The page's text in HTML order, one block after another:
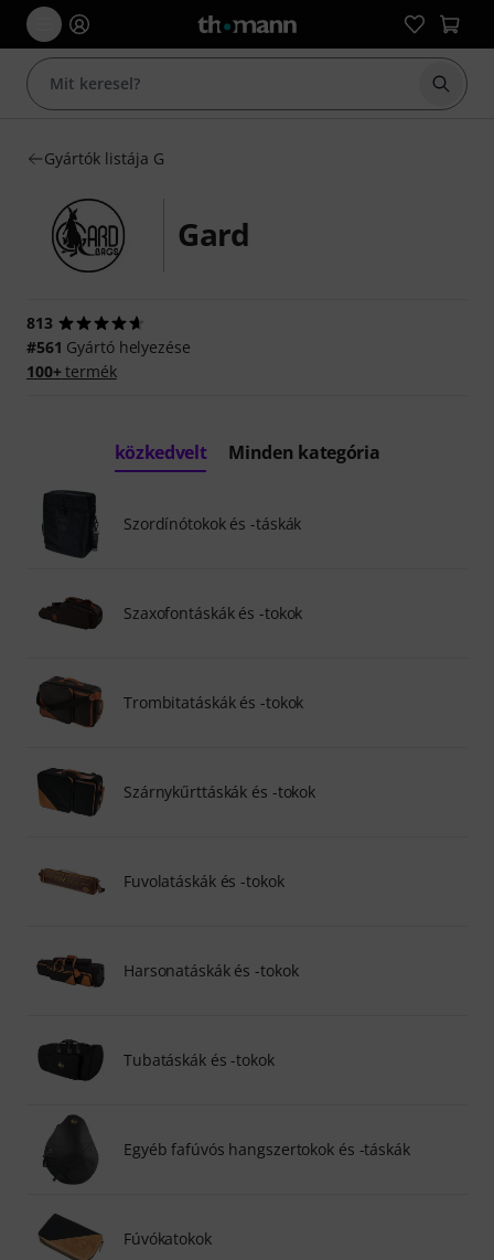
Gyártók listája G
Gard
813
#561 Gyártó helyezése
100+termék
közkedvelt Minden kategória
Szordínótokok és -táskák
Szaxofontáskák és -tokok
Trombitatáskák és -tokok
Szárnykűrttáskák és -tokok
Fuvolatáskák és -tokok
Harsonatáskák és -tokok
Tubatáskák és -tokok
Egyéb fafúvós hangszertokok és -táskák
Fúvókatokok